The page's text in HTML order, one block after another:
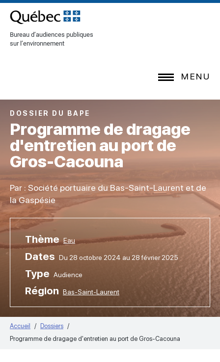
[Common.SkipToContent]
Bureau d’audiences publiques
sur l’environnement
MENU
DOSSIER DU BAPE
Programme de dragage
d'entretien au port de
Gros-Cacouna
Par : Société portuaire du Bas-Saint-Laurent et de
la Gaspésie
Thème Eau
Dates Du 28 octobre 2024 au 28 février 2025
Type Audience
Région Bas-Saint-Laurent
Accueil
Dossiers
Programme de dragage d'entretien au port de Gros-Cacouna